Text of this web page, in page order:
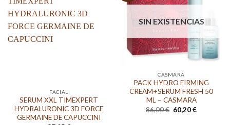
SIN EXISTENCIAS
CASMARA
PACK HYDRO FIRMING
CREAM+SERUM FRESH 50
ML – CASMARA
86,00€ El
precio
60,20€El
FACIAL
SERUM XXL TIMEXPERT
HYDRALURONIC 3D FORCE
GERMAINE DE CAPUCCINI